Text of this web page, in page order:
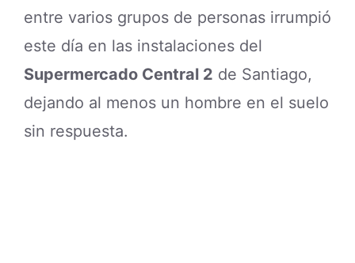
entre varios grupos de personas irrumpió
este día en las instalaciones del
Supermercado Central 2 de Santiago,
dejando al menos un hombre en el suelo
sin respuesta.